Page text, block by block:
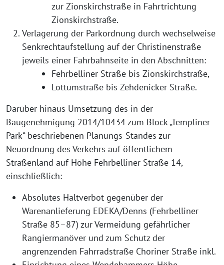
zur Zionskirchstraße in Fahrtrichtung
Zionskirchstraße.
Verlagerung der Parkordnung durch wechselweise
Senkrechtaufstellung auf der Christinenstraße
jeweils einer Fahrbahnseite in den Abschnitten:
Fehrbelliner Straße bis Zionskirchstraße,
Lottumstraße bis Zehdenicker Straße.
Darüber hinaus Umsetzung des in der
Baugenehmigung 2014/10434 zum Block „Templiner
Park“ beschriebenen Planungs-Standes zur
Neuordnung des Verkehrs auf öffentlichem
Straßenland auf Höhe Fehrbelliner Straße 14,
einschließlich:
Absolutes Haltverbot gegenüber der
Warenanlieferung EDEKA/Denns (Fehrbelliner
Straße 85–87) zur Vermeidung gefährlicher
Rangiermanöver und zum Schutz der
angrenzenden Fahrradstraße Choriner Straße inkl.